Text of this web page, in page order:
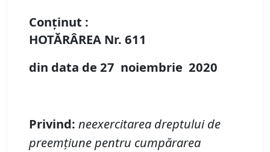
Conținut :
HOTĂRÂREA Nr. 611
din data de 27 noiembrie 2020
Privind: neexercitarea dreptului de
preemţiune pentru cumpărarea